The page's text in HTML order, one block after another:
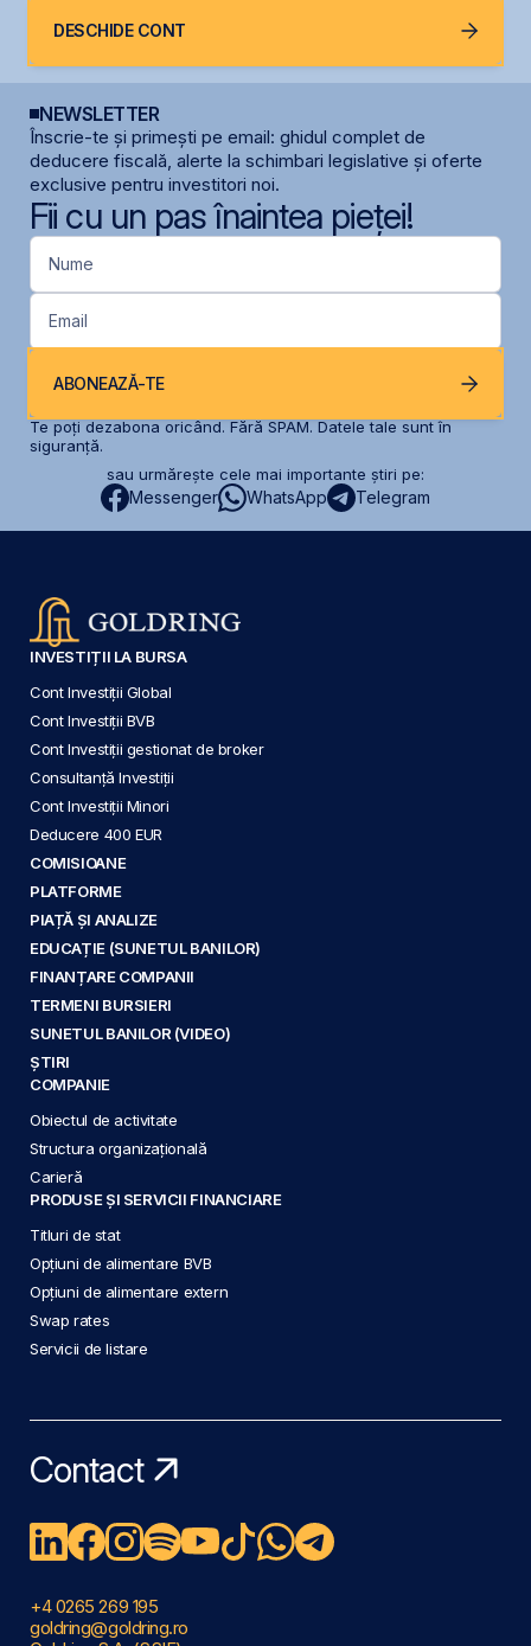
DESCHIDE CONT
NEWSLETTER
Înscrie-te și primești pe email: ghidul complet de
deducere fiscală, alerte la schimbari legislative și oferte
exclusive pentru investitori noi.
Fii cu un pas înaintea pieței!
Nume
Email
ABONEAZĂ-TE
Te poți dezabona oricând. Fără SPAM. Datele tale sunt în
siguranță.
sau urmărește cele mai importante știri pe:
Messenger WhatsApp Telegram
INVESTIȚII LA BURSA
Cont Investiții Global
Cont Investiții BVB
Cont Investiții gestionat de broker
Consultanță Investiții
Cont Investiții Minori
Deducere 400 EUR
COMISIOANE
PLATFORME
PIAȚĂ ȘI ANALIZE
EDUCAȚIE (SUNETUL BANILOR)
FINANȚARE COMPANII
TERMENI BURSIERI
SUNETUL BANILOR (VIDEO)
ȘTIRI
COMPANIE
Obiectul de activitate
Structura organizațională
Carieră
PRODUSE ȘI SERVICII FINANCIARE
Titluri de stat
Opțiuni de alimentare BVB
Opțiuni de alimentare extern
Swap rates
Servicii de listare
Contact
+4 0265 269 195
goldring@goldring.ro